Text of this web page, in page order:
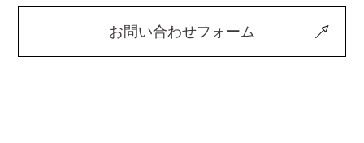
お問い合わせフォーム